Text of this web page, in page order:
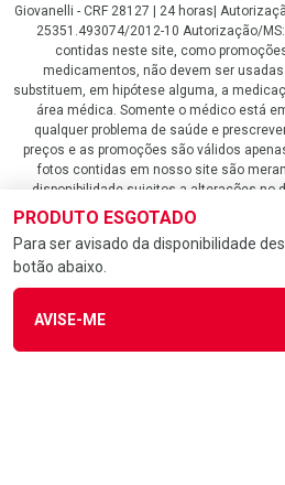
PRODUTO ESGOTADO
Para ser avisado da disponibilidade
botão abaixo.
AVISE-ME
Giovanelli - CRF 28127 | 24 horas|
25351.493074/2012-10 Autorização/
contidas neste site, como
medicamentos, não devem ser
substituem, em hipótese alguma, a
área médica. Somente o médico está
qualquer problema de saúde e
preços e as promoções são válidos
fotos contidas em nosso site são
disponibilidade sujeitos a alterações no
antimicrobianos vendas apenas em lojas
344 - 01/02/1999 - Ministério da Saúde.
de Vendas e Atendimento ao Cliente
LGPD Aceite os Cookies